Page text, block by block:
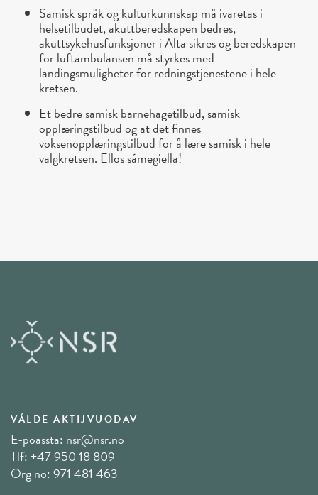
Samisk språk og kulturkunnskap må ivaretas i
helsetilbudet, akuttberedskapen bedres,
akuttsykehusfunksjoner i Alta sikres og beredskapen
for luftambulansen må styrkes med
landingsmuligheter for redningstjenestene i hele
kretsen.
Et bedre samisk barnehagetilbud, samisk
opplæringstilbud og at det finnes
voksenopplæringstilbud for å lære samisk i hele
valgkretsen. Ellos sámegiella!
VÁLDE AKTIJVUODAV
E-poassta: nsr@nsr.no
Tlf:+47 950 18 809
Org no: 971 481 463